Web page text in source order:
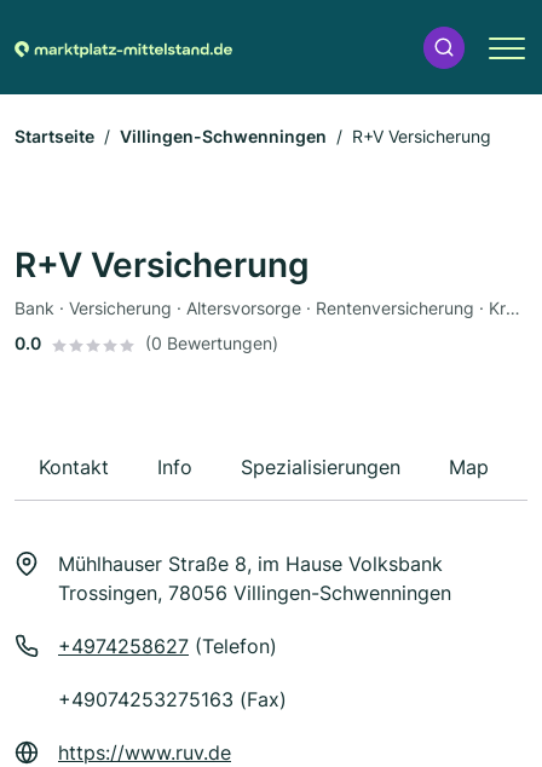
Startseite Villingen-Schwenningen R+V Versicherung
R+V Versicherung
Bank · Versicherung · Altersvorsorge · Rentenversicherung · Krankenversicherung · Autoversicherung
0.0
(0 Bewertungen)
Kontakt Info Spezialisierungen Map
Mühlhauser Straße 8, im Hause Volksbank
Trossingen, 78056 Villingen-Schwenningen
+4974258627 (Telefon)
+49074253275163 (Fax)
https://www.ruv.de